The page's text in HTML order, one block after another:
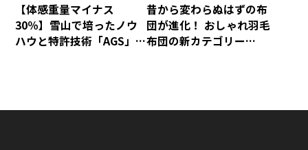
【体感重量マイナス
30％】雪山で培ったノウ
ハウと特許技術「AGS」
昔から変わらぬはずの布
団が進化！ おしゃれ羽毛
布団の新カテゴリー